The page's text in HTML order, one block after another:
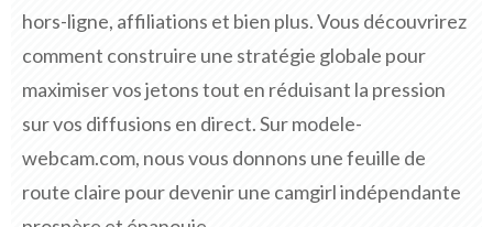
hors-ligne, affiliations et bien plus. Vous découvrirez
comment construire une stratégie globale pour
maximiser vos jetons tout en réduisant la pression
sur vos diffusions en direct. Sur modele-
webcam.com, nous vous donnons une feuille de
route claire pour devenir une camgirl indépendante